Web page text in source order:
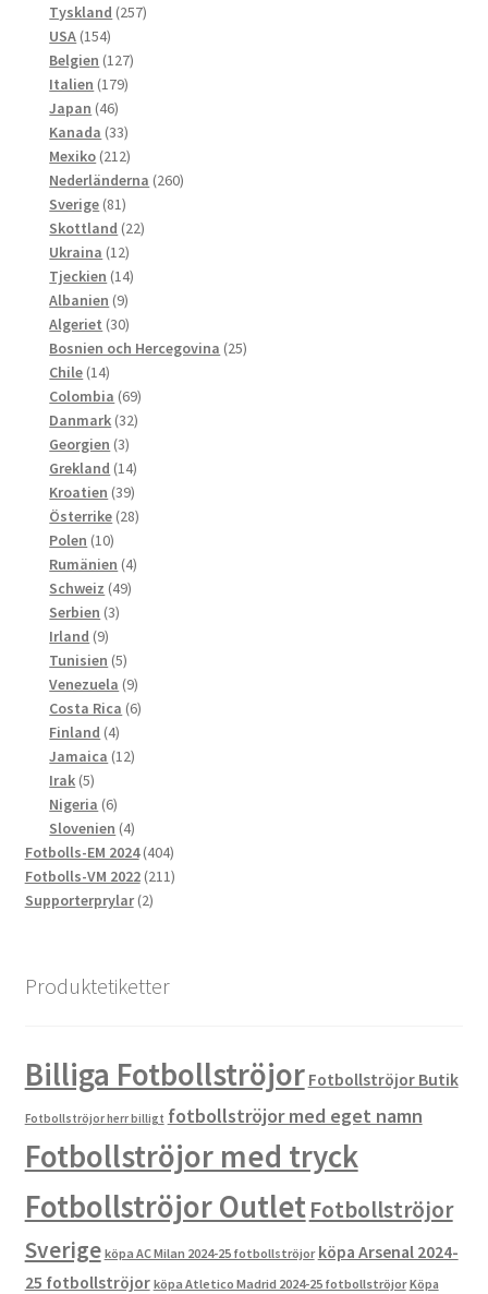
produkter
Tyskland 257257
USA 154154
produkter
Belgien 127127
Italien 179179
Japan 4646
produkter
Kanada 3333
produkter
Mexiko 212212
produkter
Nederländerna 260260
Sverige 8181
produkter
Skottland 2222
Ukraina 1212
produkter
Tjeckien 1414
Albanien 99
produkter
Algeriet 3030
produkter
Bosnien och Hercegovina 2525
Chile 1414
produkter
Colombia 6969
produkter
Danmark 3232
Georgien 33
produkter
Grekland 1414
produkter
Kroatien 3939
produkter
Österrike 2828
Polen 1010
produkter
Rumänien 44
Schweiz 4949
Serbien 33
Irland 99
produkter
Tunisien 55
produkter
Venezuela 99
produkter
Costa Rica 66
Finland 44
produkter
Jamaica 1212
Irak 55
produkter
Nigeria 66
produkter
Slovenien 44
produkter
Fotbolls-EM 2024 404404
produkter
Fotbolls-VM 2022 211211
Supporterprylar 22
Produktetiketter
Billiga Fotbollströjor Fotbollströjor Butik
Fotbollströjor herr billigt fotbollströjor med eget namn
Fotbollströjor med tryck
Fotbollströjor OutletFotbollströjor
Sverige köpa AC Milan 2024-25 fotbollströjor köpa Arsenal 2024-
25 fotbollströjor köpa Atletico Madrid 2024-25 fotbollströjor Köpa